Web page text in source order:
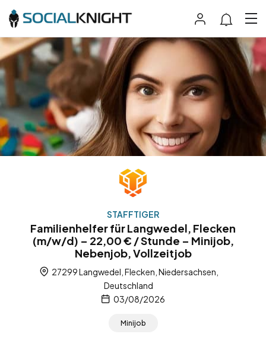
STAFFTIGER
Familienhelfer für Langwedel, Flecken
(m/w/d) – 22,00 € / Stunde – Minijob,
Nebenjob, Vollzeitjob
27299 Langwedel, Flecken, Niedersachsen,
Deutschland
03/08/2026
Minijob